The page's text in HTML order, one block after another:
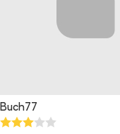
Buch77